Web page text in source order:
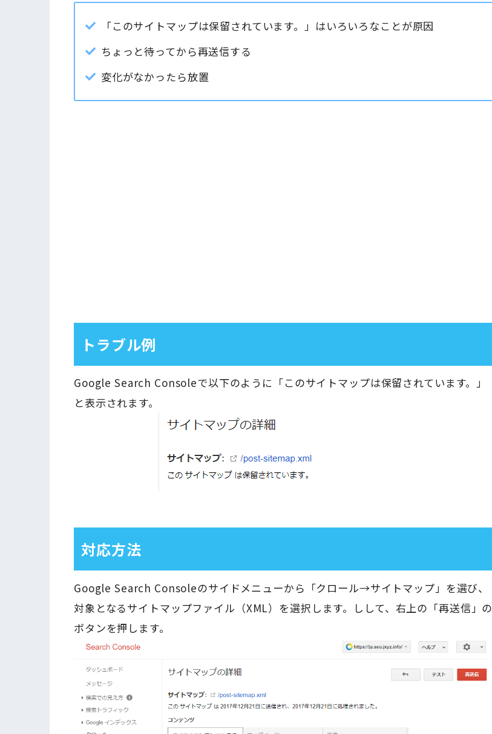
「このサイトマップは保留されています。」はいろいろなことが原因
ちょっと待ってから再送信する
変化がなかったら放置
トラブル例
Google Search Consoleで以下のように「このサイトマップは保留されています。」
と表示されます。
対応方法
Google Search Consoleのサイドメニューから「クロール→サイトマップ」を選び、
対象となるサイトマップファイル（XML）を選択します。しして、右上の「再送信」の
ボタンを押します。